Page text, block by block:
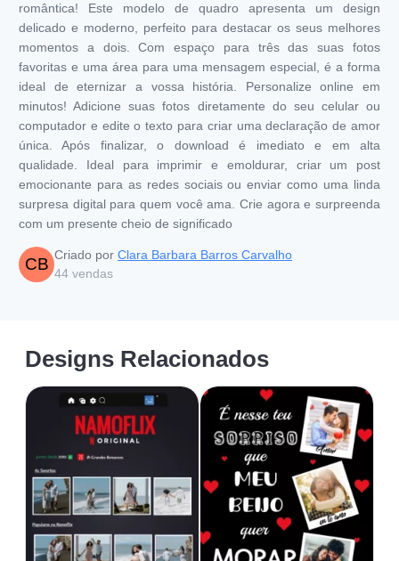
romântica! Este modelo de quadro apresenta um design
delicado e moderno, perfeito para destacar os seus melhores
momentos a dois. Com espaço para três das suas fotos
favoritas e uma área para uma mensagem especial, é a forma
ideal de eternizar a vossa história. Personalize online em
minutos! Adicione suas fotos diretamente do seu celular ou
computador e edite o texto para criar uma declaração de amor
única. Após finalizar, o download é imediato e em alta
qualidade. Ideal para imprimir e emoldurar, criar um post
emocionante para as redes sociais ou enviar como uma linda
surpresa digital para quem você ama. Crie agora e surpreenda
com um presente cheio de significado
CB Criado por Clara Barbara Barros Carvalho
44 vendas
Designs Relacionados